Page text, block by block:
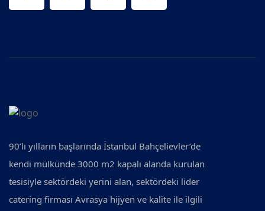
90’lı yılların başlarında İstanbul Bahçelievler’de
kendi mülkünde 3000 m2 kapalı alanda kurulan
tesisiyle sektördeki yerini alan, sektördeki lider
catering firması Avrasya hijyen ve kalite ile ilgili